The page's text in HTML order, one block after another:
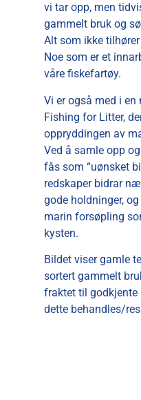
vi tar opp, men
gammelt bruk og
Alt som ikke
Noe som er et
våre fiskefartøy.
Vi er også med i
Fishing for Litter,
oppryddingen av
Ved å samle opp
fås som “uønsket
redskaper bidrar
gode holdninger,
marin forsøpling
kysten.
Bildet viser gamle
sortert gammelt
fraktet til
dette behandles/